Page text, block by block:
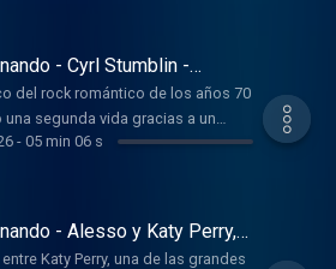
- Cyrl Stumblin -
del rock romántico de los años 70
una segunda vida gracias a un
australiano prácticamente
In recupera el tema publicado en
Chris Norman y Suzi Quatro.
- 05 min 06 s
- Alesso y Katy Perry,
Gone - 24/07/26
Katy Perry, una de las grandes